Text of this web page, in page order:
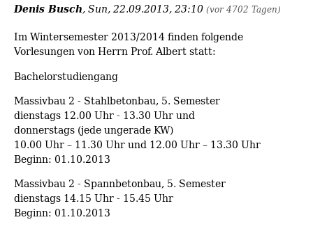
Denis Busch,Sun, 22.09.2013, 23:10 (vor 4702 Tagen)
Im Wintersemester 2013/2014 finden folgende
Vorlesungen von Herrn Prof. Albert statt:
Bachelorstudiengang
Massivbau 2 - Stahlbetonbau, 5. Semester
dienstags 12.00 Uhr - 13.30 Uhr und
donnerstags (jede ungerade KW)
10.00 Uhr – 11.30 Uhr und 12.00 Uhr – 13.30 Uhr
Beginn: 01.10.2013
Massivbau 2 - Spannbetonbau, 5. Semester
dienstags 14.15 Uhr - 15.45 Uhr
Beginn: 01.10.2013